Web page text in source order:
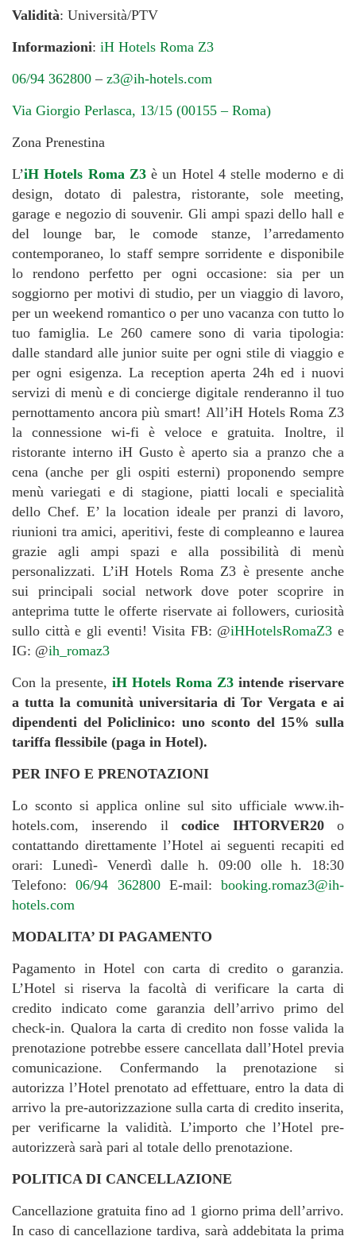
Validità: Università/PTV
Informazioni: iH Hotels Roma Z3
06/94 362800 – z3@ih-hotels.com
Via Giorgio Perlasca, 13/15 (00155 – Roma)
Zona Prenestina
L’iH Hotels Roma Z3è un Hotel 4 stelle moderno e di
design, dotato di palestra, ristorante, sole meeting,
garage e negozio di souvenir. Gli ampi spazi dello hall e
del lounge bar, le comode stanze, l’arredamento
contemporaneo, lo staff sempre sorridente e disponibile
lo rendono perfetto per ogni occasione: sia per un
soggiorno per motivi di studio, per un viaggio di lavoro,
per un weekend romantico o per uno vacanza con tutto lo
tuo famiglia. Le 260 camere sono di varia tipologia:
dalle standard alle junior suite per ogni stile di viaggio e
per ogni esigenza. La reception aperta 24h ed i nuovi
servizi di menù e di concierge digitale renderanno il tuo
pernottamento ancora più smart! All’iH Hotels Roma Z3
la connessione wi-fi è veloce e gratuita. Inoltre, il
ristorante interno iH Gusto è aperto sia a pranzo che a
cena (anche per gli ospiti esterni) proponendo sempre
menù variegati e di stagione, piatti locali e specialità
dello Chef. E’ la location ideale per pranzi di lavoro,
riunioni tra amici, aperitivi, feste di compleanno e laurea
grazie agli ampi spazi e alla possibilità di menù
personalizzati. L’iH Hotels Roma Z3 è presente anche
sui principali social network dove poter scoprire in
anteprima tutte le offerte riservate ai followers, curiosità
sullo città e gli eventi! Visita FB: @iHHotelsRomaZ3 e
IG: @ih_romaz3
Con la presente, iH Hotels Roma Z3 intende riservare
a tutta la comunità universitaria di Tor Vergata e ai
dipendenti del Policlinico: uno sconto del 15% sulla
tariffa flessibile (paga in Hotel).
PER INFO E PRENOTAZIONI
Lo sconto si applica online sul sito ufficiale www.ih-
hotels.com, inserendo ilcodice IHTORVER20o
contattando direttamente l’Hotel ai seguenti recapiti ed
orari: Lunedì- Venerdì dalle h. 09:00 olle h. 18:30
Telefono:06/94 362800E-mail: booking.romaz3@ih-
hotels.com
MODALITA’ DI PAGAMENTO
Pagamento in Hotel con carta di credito o garanzia.
L’Hotel si riserva la facoltà di verificare la carta di
credito indicato come garanzia dell’arrivo primo del
check-in. Qualora la carta di credito non fosse valida la
prenotazione potrebbe essere cancellata dall’Hotel previa
comunicazione. Confermando la prenotazione si
autorizza l’Hotel prenotato ad effettuare, entro la data di
arrivo la pre-autorizzazione sulla carta di credito inserita,
per verificarne la validità. L’importo che l’Hotel pre-
autorizzerà sarà pari al totale dello prenotazione.
POLITICA DI CANCELLAZIONE
Cancellazione gratuita fino ad 1 giorno prima dell’arrivo.
In caso di cancellazione tardiva, sarà addebitata la prima